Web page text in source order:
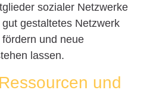
sozialer Netzwerke
gestaltetes Netzwerk
und neue
lassen.
und